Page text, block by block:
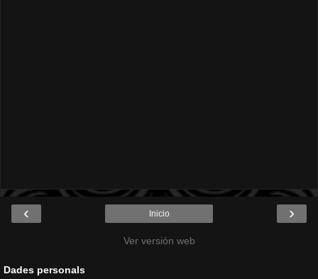
‹ ›
Inicio
Ver versión web
Dades personals